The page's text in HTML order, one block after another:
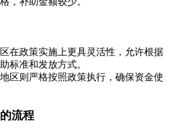
区在政策实施上更具灵活性，允许根据
标准和发放方式。
地区则严格按照政策执行，确保资金使
流程